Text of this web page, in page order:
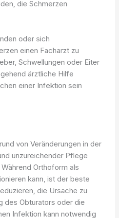
die Schmerzen
oder sich
einen Facharzt zu
Schwellungen oder Eiter
ärztliche Hilfe
einer Infektion sein
von Veränderungen in der
unzureichender Pflege
Orthoform als
kann, ist der beste
die Ursache zu
des Obturators oder die
Infektion kann notwendig